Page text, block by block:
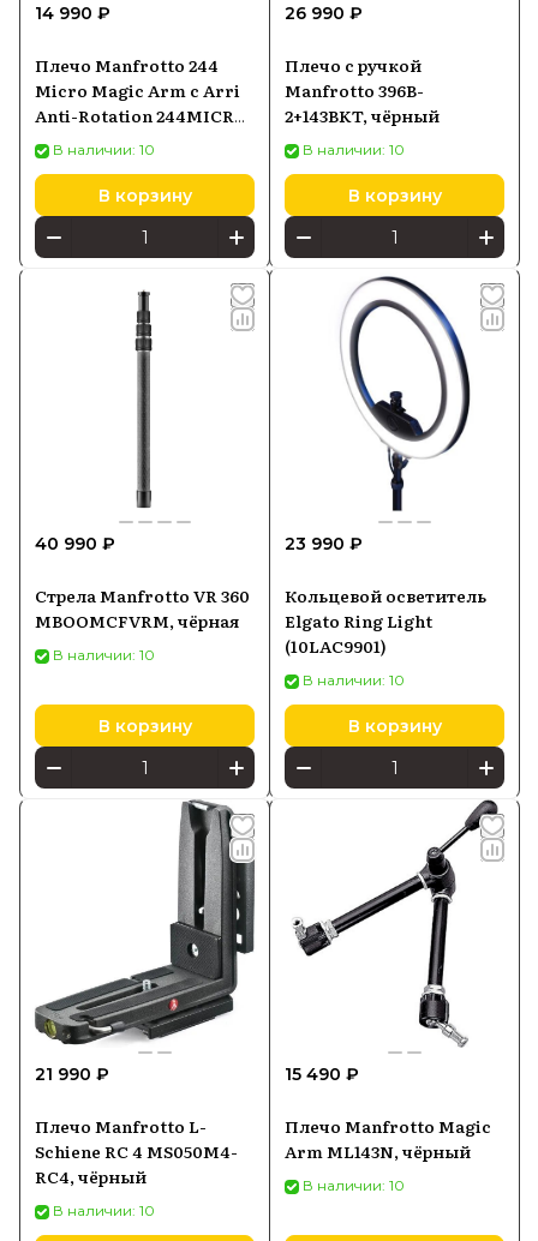
14 990 ₽
Плечо Manfrotto 244
Micro Magic Arm с Arri
Anti-Rotation 244MICRO-
AA чёрный
В наличии: 10
В корзину
26 990 ₽
Плечо с ручкой
Manfrotto 396B-
2+143BKT, чёрный
В наличии: 10
В корзину
40 990 ₽
Стрела Manfrotto VR 360
MBOOMCFVRM, чёрная
В наличии: 10
В корзину
23 990 ₽
Кольцевой осветитель
Elgato Ring Light
(10LAC9901)
В наличии: 10
В корзину
21 990 ₽
Плечо Manfrotto L-
Schiene RC 4 MS050M4-
RC4, чёрный
В наличии: 10
15 490 ₽
Плечо Manfrotto Magic
Arm ML143N, чёрный
В наличии: 10